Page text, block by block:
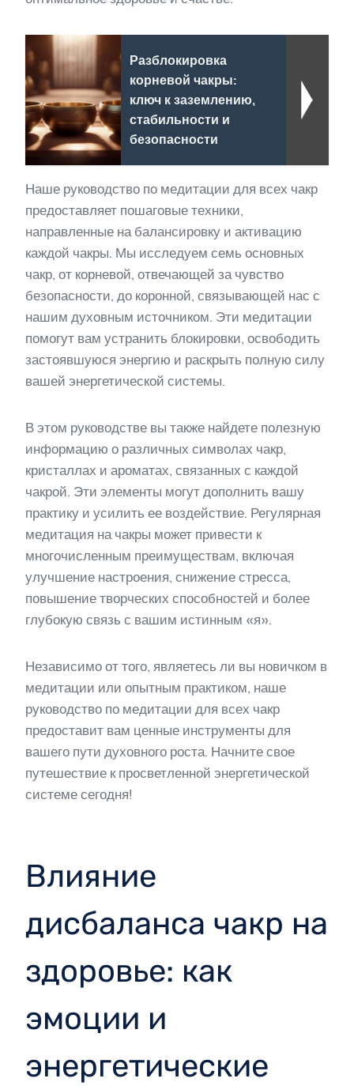
Разблокировка
корневой чакры:
ключ к заземлению,
стабильности и
безопасности
Наше руководство по медитации для всех чакр
предоставляет пошаговые техники,
направленные на балансировку и активацию
каждой чакры. Мы исследуем семь основных
чакр, от корневой, отвечающей за чувство
безопасности, до коронной, связывающей нас с
нашим духовным источником. Эти медитации
помогут вам устранить блокировки, освободить
застоявшуюся энергию и раскрыть полную силу
вашей энергетической системы.
В этом руководстве вы также найдете полезную
информацию о различных символах чакр,
кристаллах и ароматах, связанных с каждой
чакрой. Эти элементы могут дополнить вашу
практику и усилить ее воздействие. Регулярная
медитация на чакры может привести к
многочисленным преимуществам, включая
улучшение настроения, снижение стресса,
повышение творческих способностей и более
глубокую связь с вашим истинным «я».
Независимо от того, являетесь ли вы новичком в
медитации или опытным практиком, наше
руководство по медитации для всех чакр
предоставит вам ценные инструменты для
вашего пути духовного роста. Начните свое
путешествие к просветленной энергетической
системе сегодня!
Влияние
дисбаланса чакр на
здоровье: как
эмоции и
энергетические